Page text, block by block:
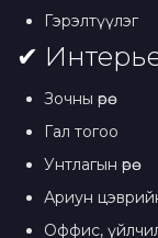
Гэрэлтүүлэг
✔
Зочны өрөө
Гал тогоо
Унтлагын өрөө
Ариун цэврийн
Оффис,